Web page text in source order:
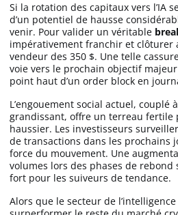
Si la rotation des capitaux vers l’IA
d’un potentiel de hausse
venir. Pour valider un véritable
impérativement franchir et clôturer
vendeur des 350 $. Une telle
voie vers le prochain objectif
point haut d’un order block en
L’engouement social actuel, couplé
grandissant, offre un terreau fertile
haussier. Les investisseurs
de transactions dans les prochains
force du mouvement. Une
volumes lors des phases de rebond
fort pour les suiveurs de tendance.
Alors que le secteur de